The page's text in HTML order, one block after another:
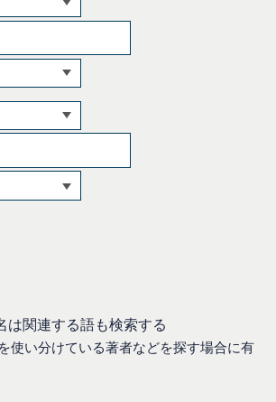
は関連する語も検索する
使い分けている著者などを探す場合に有